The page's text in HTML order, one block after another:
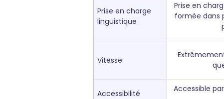
Prise en charge
linguistique
Prise en
formée dans
Vitesse
Accessibilité
Accessible